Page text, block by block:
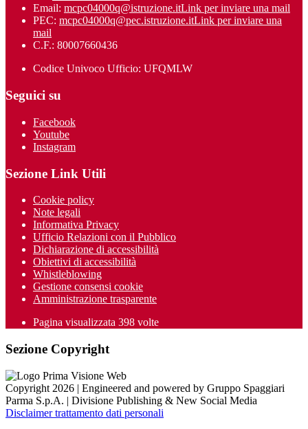
Email: mcpc04000q@istruzione.itLink per inviare una mail
PEC: mcpc04000q@pec.istruzione.itLink per inviare una
mail
C.F.: 80007660436
Codice Univoco Ufficio: UFQMLW
Seguici su
Facebook
Youtube
Instagram
Sezione Link Utili
Cookie policy
Note legali
Informativa Privacy
Ufficio Relazioni con il Pubblico
Dichiarazione di accessibilità
Obiettivi di accessibilità
Whistleblowing
Gestione consensi cookie
Amministrazione trasparente
Pagina visualizzata 398 volte
Sezione Copyright
Copyright 2026 | Engineered and powered by Gruppo Spaggiari
Parma S.p.A. | Divisione Publishing & New Social Media
Disclaimer trattamento dati personali